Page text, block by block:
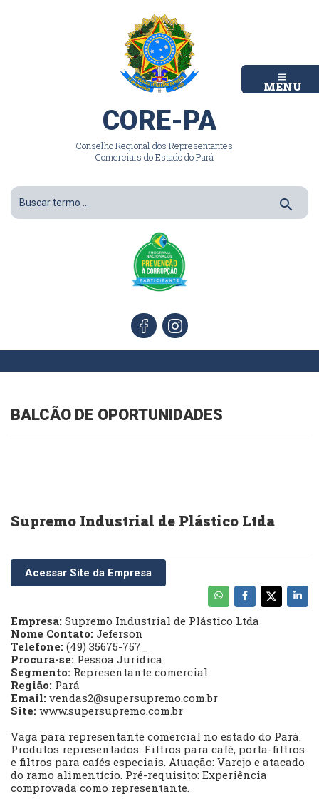
MENU
CORE-PA
Conselho Regional dos Representantes
Comerciais do Estado do Pará
search
BALCÃO DE OPORTUNIDADES
Supremo Industrial de Plástico Ltda
Acessar Site da Empresa
Empresa: Supremo Industrial de Plástico Ltda
Nome Contato: Jeferson
Telefone: (49) 35675-757_
Procura-se: Pessoa Jurídica
Segmento: Representante comercial
Região: Pará
Email: vendas2@supersupremo.com.br
Site: www.supersupremo.com.br
Vaga para representante comercial no estado do Pará.
Produtos representados: Filtros para café, porta-filtros
e filtros para cafés especiais. Atuação: Varejo e atacado
do ramo alimentício. Pré-requisito: Experiência
comprovada como representante.